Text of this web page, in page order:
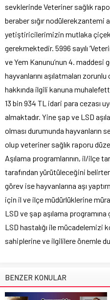
sevklerinde Veteriner sağlık
beraber sığır nodülerekzantemi
yetiştiricilerimizin mutlaka çiçek
gerekmektedir. 5996 sayılı
ve Yem Kanunu’nun 4.
hayvanlarını aşılatmaları
hakkında ilgili kanuna
13 bin 934 TL idari para cezası
almaktadır. Yine şap ve LSD
olması durumunda hayvanların
olup veteriner sağlık raporu
Aşılama programlarının, il/ilçe
tarafından yürütüleceğini
görev ise hayvanlarına aşı
için il ve ilçe müdürlüklerine
LSD ve şap aşılama
LSD hastalığı ile mücadelemizi
sahiplerine ve ilgililere önemle
BENZER KONULAR